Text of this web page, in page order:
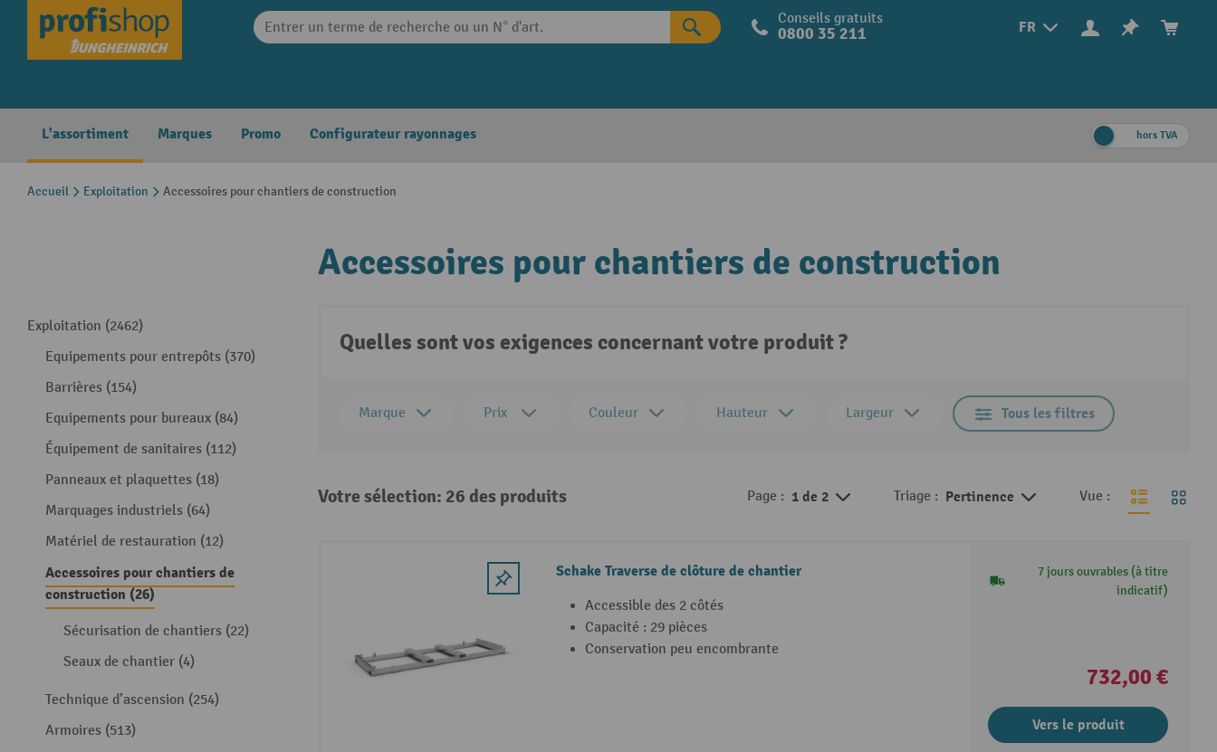
Skip to main navigation FR
Conseils gratuits
0800 35 211
L'assortiment Marques Promo Configurateur rayonnages hors TVA
Accueil Exploitation Accessoires pour chantiers de construction
Exploitation (2462)
Equipements pour entrepôts (370)
Barrières (154)
Equipements pour bureaux (84)
Équipement de sanitaires (112)
Panneaux et plaquettes (18)
Marquages industriels (64)
Matériel de restauration (12)
Accessoires pour chantiers de
construction (26)
Sécurisation de chantiers (22)
Seaux de chantier (4)
Technique d’ascension (254)
Armoires (513)
Accessoires pour chantiers de construction
Quelles sont vos exigences concernant votre produit ?
Marque Prix Couleur Hauteur Largeur Tous les filtres
Votre sélection: 26 des produits Page : 1 de 2 Triage : Pertinence Vue :
Schake Traverse de clôture de chantier
Accessible des 2 côtés
Capacité : 29 pièces
Conservation peu encombrante
7 jours ouvrables (à titre
indicatif)
732,00 €
Vers le produit